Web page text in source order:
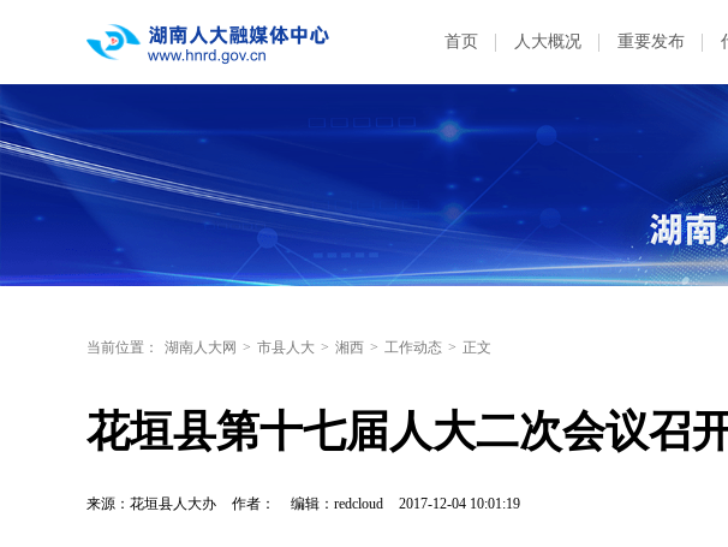
首页 人大概况 重要发布
当前位置： 湖南人大网 > 市县人大 > 湘西 > 工作动态 > 正文
花垣县第十七届人大二次会议召
来源：花垣县人大办 作者： 编辑：redcloud 2017-12-04 10:01:19